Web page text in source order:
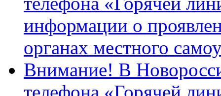
информации о
органах местного
Внимание! В